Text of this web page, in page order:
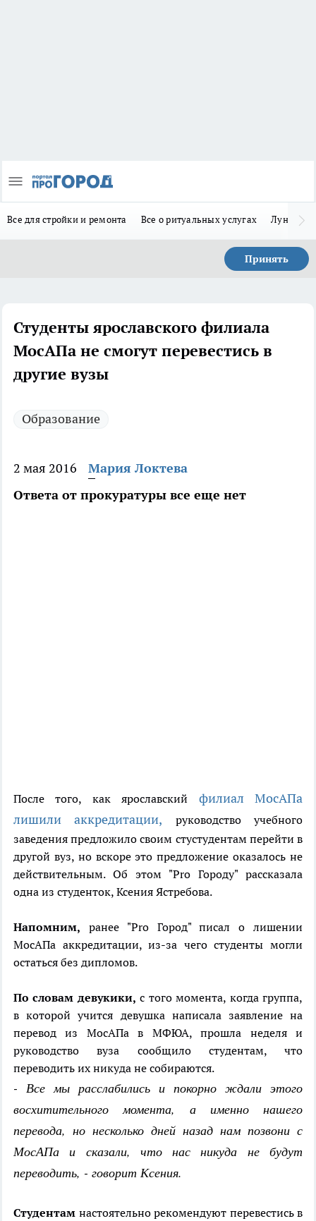
Все для стройки и ремонта Все о ритуальных услугах Лунно-
Принять
Студенты ярославского филиала
МосАПа не смогут перевестись в
другие вузы
Образование
2 мая 2016
Мария Локтева
Ответа от прокуратуры все еще нет
После того, как ярославский филиал МосАПа
лишили аккредитации, руководство учебного
заведения предложило своим стустудентам перейти в
другой вуз, но вскоре это предложение оказалось не
действительным. Об этом "Pro Городу" рассказала
одна из студенток, Ксения Ястребова.
Напомним, ранее "Pro Город" писал о лишении
МосАПа аккредитации, из-за чего студенты могли
остаться без дипломов.
По словам девукики, с того момента, когда группа,
в которой учится девушка написала заявление на
перевод из МосАПа в МФЮА, прошла неделя и
руководство вуза сообщило студентам, что
переводить их никуда не собираются.
- Все мы расслабились и покорно ждали этого
восхитительного момента, а именно нашего
перевода, но несколько дней назад нам позвони с
МосАПа и сказали, что нас никуда не будут
переводить, - говорит Ксения.
Студентам настоятельно рекомендуют перевестись в